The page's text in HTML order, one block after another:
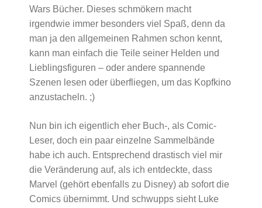
Wars Bücher. Dieses schmökern macht
irgendwie immer besonders viel Spaß, denn da
man ja den allgemeinen Rahmen schon kennt,
kann man einfach die Teile seiner Helden und
Lieblingsfiguren – oder andere spannende
Szenen lesen oder überfliegen, um das Kopfkino
anzustacheln. ;)
Nun bin ich eigentlich eher Buch-, als Comic-
Leser, doch ein paar einzelne Sammelbände
habe ich auch. Entsprechend drastisch viel mir
die Veränderung auf, als ich entdeckte, dass
Marvel (gehört ebenfalls zu Disney) ab sofort die
Comics übernimmt. Und schwupps sieht Luke